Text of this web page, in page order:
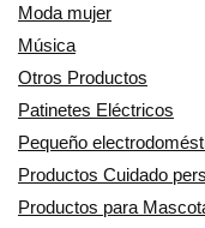
Moda mujer
Música
Otros Productos
Patinetes Eléctricos
Pequeño
Productos Cuidado
Productos para